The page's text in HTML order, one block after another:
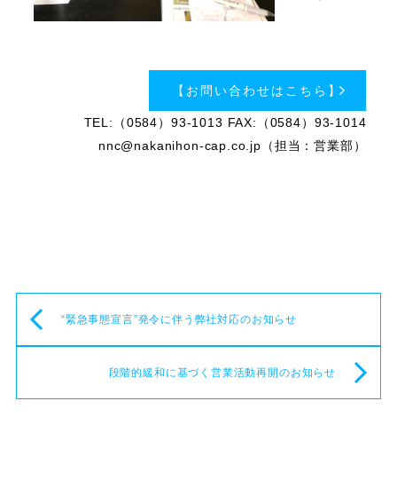
【お問い合わせはこちら】
TEL:（0584）93-1013 FAX:（0584）93-1014
nnc@nakanihon-cap.co.jp（担当：営業部）
“緊急事態宣言”発令に伴う弊社対応のお知らせ
段階的緩和に基づく営業活動再開のお知らせ